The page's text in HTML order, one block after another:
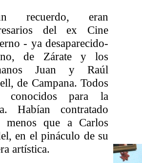
recuerdo, eran
del ex Cine
- ya desaparecido-
de Zárate y los
Juan y Raúl
de Campana. Todos
conocidos para la
Habían contratado
menos que a Carlos
en el pináculo de su
artística.